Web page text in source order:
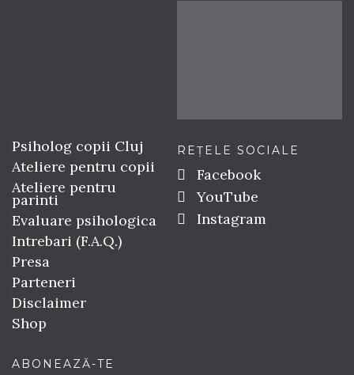
Psiholog copii Cluj
Ateliere pentru copii
Ateliere pentru
parinti
Evaluare psihologica
Intrebari (F.A.Q.)
Presa
Parteneri
Disclaimer
Shop
REȚELE SOCIALE
Facebook
YouTube
Instagram
ABONEAZĂ-TE